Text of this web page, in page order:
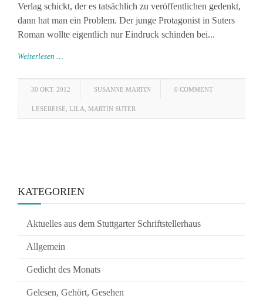
Verlag schickt, der es tatsächlich zu veröffentlichen gedenkt,
dann hat man ein Problem. Der junge Protagonist in Suters
Roman wollte eigentlich nur Eindruck schinden bei...
Weiterlesen …
30 OKT. 2012 SUSANNE MARTIN 0 COMMENT
LESEREISE LILA MARTIN SUTER
KATEGORIEN
Aktuelles aus dem Stuttgarter Schriftstellerhaus
Allgemein
Gedicht des Monats
Gelesen, Gehört, Gesehen